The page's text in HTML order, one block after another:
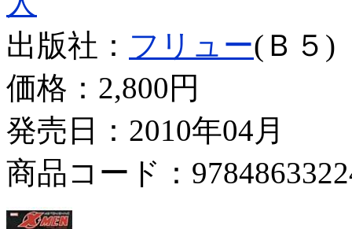
出版社： フリュー(Ｂ５)
価格： 2,800円
発売日：2010年04月
商品コード：